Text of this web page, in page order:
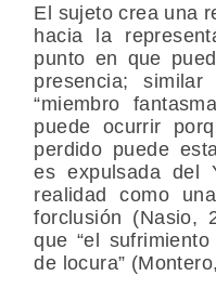
El sujeto crea una
hacia la
punto en que
presencia;
“miembro
puede ocurrir
perdido puede
es expulsada del
realidad como
forclusión (Nasio,
que “el
de locura”